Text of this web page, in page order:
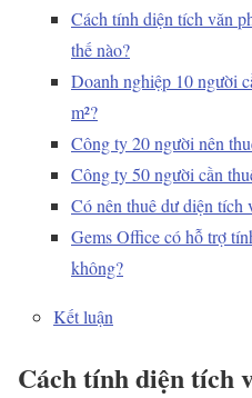
Cách tính diện tích văn
thế nào?
Doanh nghiệp 10 người
m²?
Công ty 20 người nên
Công ty 50 người cần
Có nên thuê dư diện tích
Gems Office có hỗ trợ
không?
Kết luận
Cách tính diện tích